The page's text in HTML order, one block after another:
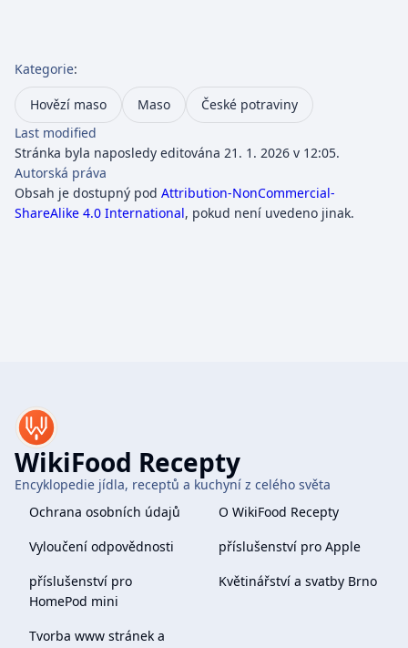
Kategorie:
Hovězí maso Maso
České potraviny
Last modified
Stránka byla naposledy editována 21. 1. 2026 v 12:05.
Autorská práva
Obsah je dostupný pod Attribution-NonCommercial-
ShareAlike 4.0 International, pokud není uvedeno jinak.
WikiFood Recepty
Encyklopedie jídla, receptů a kuchyní z celého světa
Ochrana osobních údajů
O WikiFood Recepty
Vyloučení odpovědnosti
příslušenství pro Apple
příslušenství pro
HomePod mini
Květinářství a svatby Brno
Tvorba www stránek a